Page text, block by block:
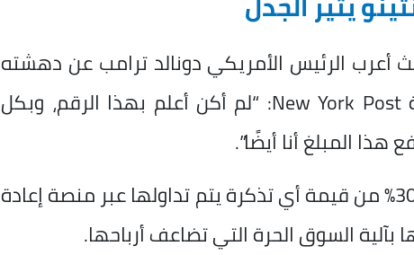
أعرب الرئيس الأمريكي دونالد ترامب عن دهشته
من الأسعار المرتفعة، قائلاً لصحيفة New York Post: “لم أكن أعلم بهذا الرقم، وبكل
المبلغ أنا أيضًا”.
وتحصل الفيفا على عمولة تصل إلى 30% من قيمة أي تذكرة يتم تداولها عبر منصة إعادة
السوق الحرة التي تضاعف أرباحها.